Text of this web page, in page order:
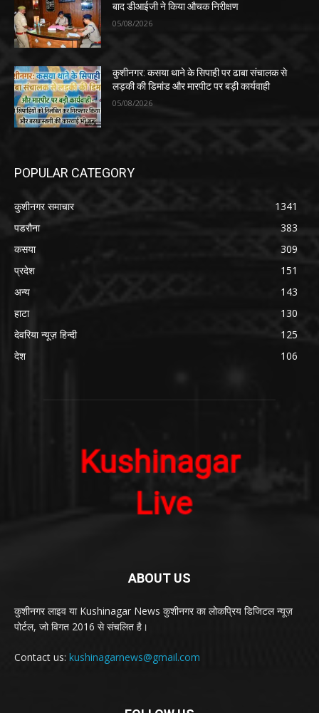
बाद डीआईजी ने किया औचक निरीक्षण
05/08/2026
कुशीनगर: कसया थाने के सिपाही पर ढाबा संचालक से
लड़की की डिमांड और मारपीट पर बड़ी कार्यवाही
05/08/2026
POPULAR CATEGORY
कुशीनगर समाचार
1341
पडरौना
383
कसया
309
प्रदेश
151
अन्य
143
हाटा
130
देवरिया न्यूज़ हिन्दी
125
देश
106
ABOUT US
कुशीनगर लाइव या Kushinagar News कुशीनगर का लोकप्रिय डिजिटल न्यूज़
पोर्टल, जो विगत 2016 से संचलित है।
Contact us: kushinagarnews@gmail.com